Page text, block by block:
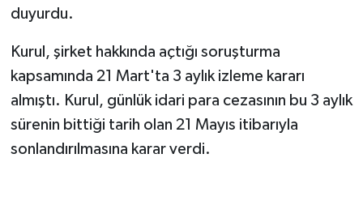
duyurdu.
Kurul, şirket hakkında açtığı soruşturma
kapsamında 21 Mart'ta 3 aylık izleme kararı
almıştı. Kurul, günlük idari para cezasının bu 3 aylık
sürenin bittiği tarih olan 21 Mayıs itibarıyla
sonlandırılmasına karar verdi.